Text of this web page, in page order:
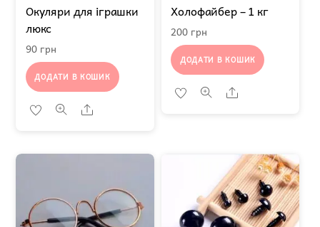
Окуляри для іграшки
люкс
90 грн
ДОДАТИ В КОШИК
Share
Холофайбер – 1 кг
200 грн
ДОДАТИ В КОШИК
Share